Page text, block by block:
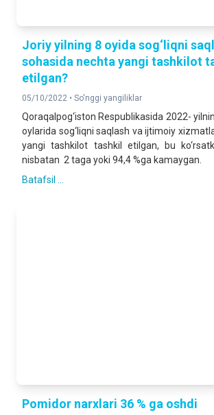
Joriy yilning 8 oyida sog‘liqni
sohasida nechta yangi tashkilot
etilgan?
05/10/2022 • So'nggi yangiliklar
Qoraqalpog‘iston Respublikasida 2022-
oylarida sog‘liqni saqlash va ijtimoiy
yangi tashkilot tashkil etilgan, bu
nisbatan 2 taga yoki 94,4 %ga kamaygan.
Batafsil ...
Pomidor narxlari 36 % ga oshdi